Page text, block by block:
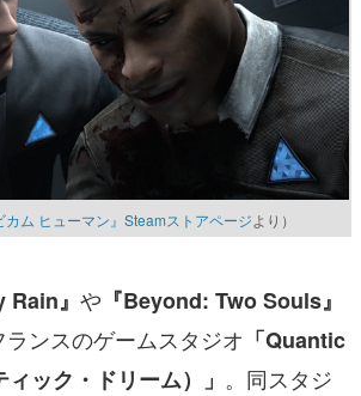
カム ヒューマン』Steamストアページより）
Rain』 や 『Beyond: Two Souls』
ンスのゲームスタジオ 「Quantic
ック・ドリーム）」 。同スタジ